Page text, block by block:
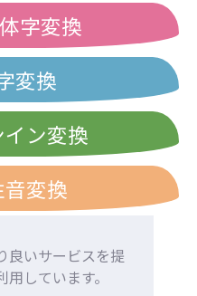
良いサービスを提
しています。
字変換
変換
ン変換
変換